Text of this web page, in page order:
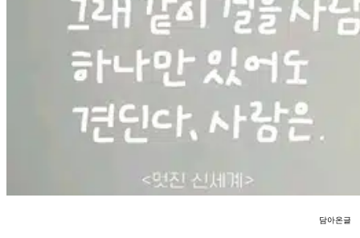
담아온글